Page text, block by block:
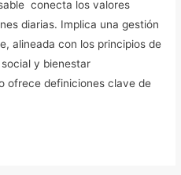
conecta los valores
diarias. Implica una gestión
alineada con los principios de
y bienestar
ofrece definiciones clave de